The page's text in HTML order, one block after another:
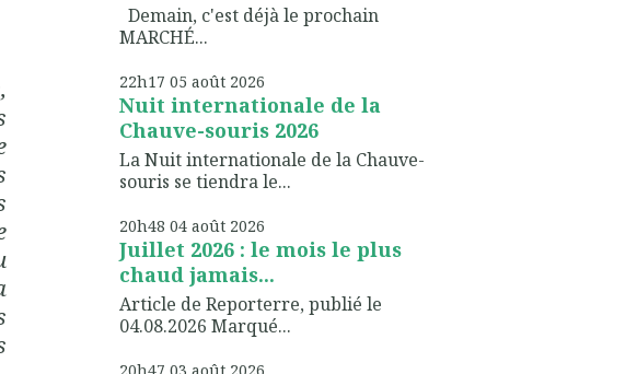
Demain, c'est déjà le prochain
MARCHÉ...
22h17 05 août 2026
Nuit internationale de la
Chauve-souris 2026
La Nuit internationale de la Chauve-
souris se tiendra le...
20h48 04 août 2026
Juillet 2026 : le mois le plus
chaud jamais...
Article de Reporterre, publié le
04.08.2026 Marqué...